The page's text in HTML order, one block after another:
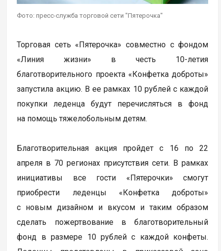
Фото: пресс-служба торговой сети "Пятерочка"
Торговая сеть «Пятерочка» совместно с фондом
«Линия жизни» в честь 10-летия
благотворительного проекта «Конфетка доброты»
запустила акцию. В ее рамках 10 рублей с каждой
покупки леденца будут перечисляться в фонд
на помощь тяжелобольным детям.
Благотворительная акция пройдет с 16 по 22
апреля в 70 регионах присутствия сети. В рамках
инициативы все гости «Пятерочки» смогут
приобрести леденцы «Конфетка доброты»
с новым дизайном и вкусом и таким образом
сделать пожертвование в благотворительный
фонд в размере 10 рублей с каждой конфеты.